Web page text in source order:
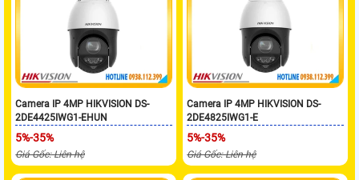
Camera IP 4MP HIKVISION DS-
2DE4425IWG1-EHUN
5%-35%
Giá Gốc: Liên hệ
Camera IP 4MP HIKVISION DS-
2DE4825IWG1-E
5%-35%
Giá Gốc: Liên hệ